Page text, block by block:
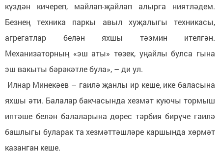
күздән кичереп, майлап-җайлап алырга ниятләдем.
Безнең техника паркы авыл хуҗалыгы техникасы,
агрегатлар белән яхшы тәэмин ителгән.
Механизаторның «эш аты» төзек, уңайлы булса гына
эш вакыты бәрәкәтле була», – ди ул.
Илнар Минекәев – гаилә җанлы ир кеше, ике баласына
яхшы әти. Балалар бакчасында хезмәт куючы тормыш
иптәше белән балаларына дөрес тәрбия бирүче гаилә
башлыгы буларак та хезмәттәшләре каршында хөрмәт
казанган кеше.